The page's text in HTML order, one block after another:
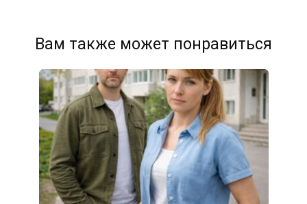
Вам также может понравиться